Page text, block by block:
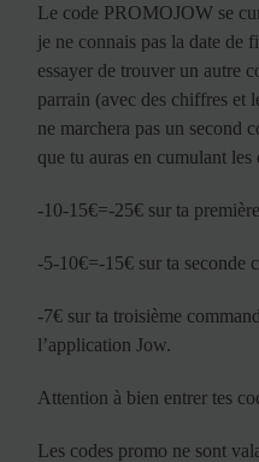
Le code PROMOJOW se
je ne connais pas la date de
essayer de trouver un autre
parrain (avec des chiffres et
ne marchera pas un second
que tu auras en cumulant les
-10-15€=-25€ sur ta
-5-10€=-15€ sur ta seconde
-7€ sur ta troisième
l’application Jow.
Attention à bien entrer tes
Les codes promo ne sont